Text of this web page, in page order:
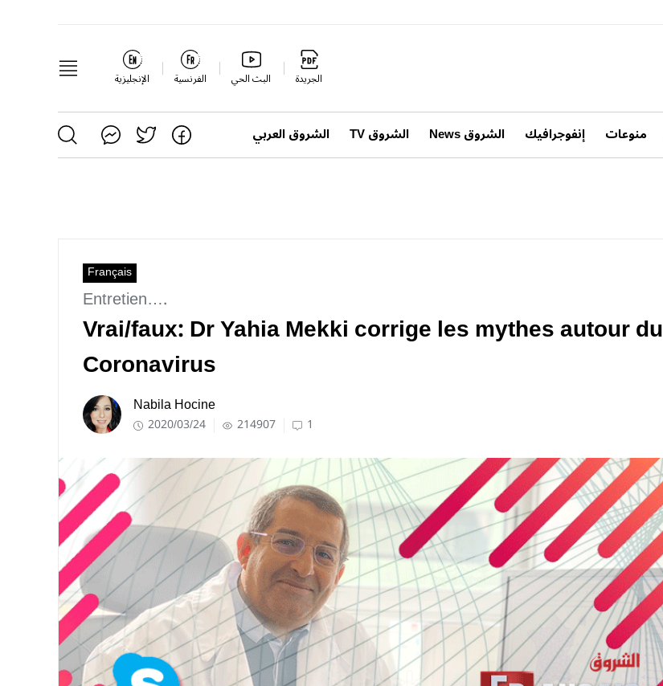
الجريدة البث الحي الفرنسية الإنجليزية
منوعات إنفوجرافيك الشروق News الشروق TV الشروق العربي
Français
Entretien….
Vrai/faux: Dr Yahia Mekki corrige les mythes autour du
Coronavirus
Nabila Hocine
2020/03/24 214907 1